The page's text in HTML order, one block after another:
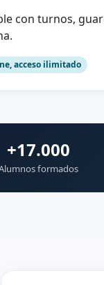
con turnos,
acceso ilimitado
+17.000
formados